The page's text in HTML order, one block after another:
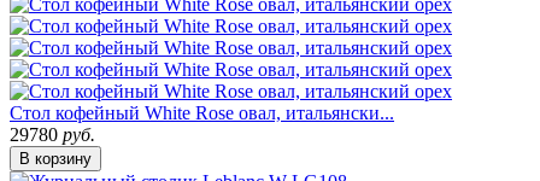
Стол кофейный White Rose овал, итальянски...
29780 руб.
В корзину